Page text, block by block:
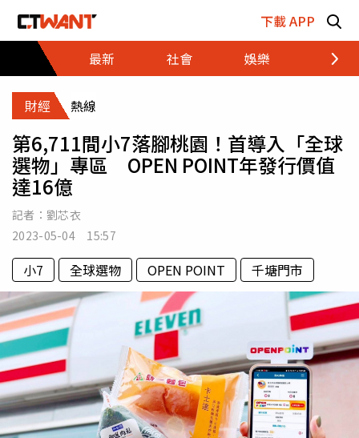
下載 APP
最新
社會 娛樂 財經
財經 熱線
第6,711間小7落腳桃園！首導入「全球
選物」專區 OPEN POINT年發行價值
達16億
記者： 劉芯衣
2023-05-04 15:57
小7 全球選物 OPEN POINT 千塘門市